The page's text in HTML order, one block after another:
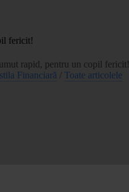
fericit!
rapid, pentru un copil fericit!
Financiară / Toate articolele